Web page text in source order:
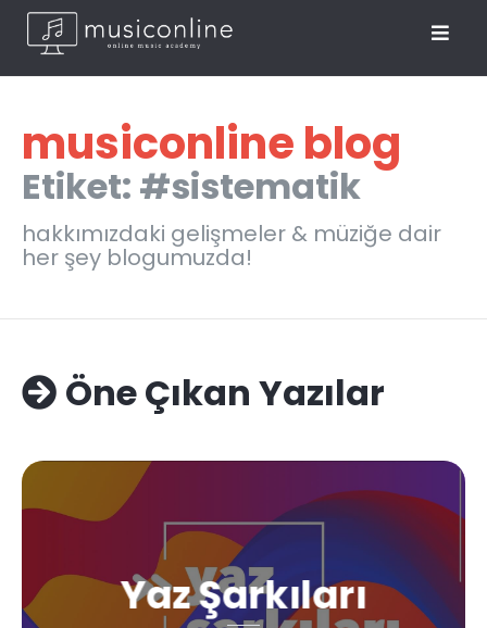
musiconline blog
Etiket: #sistematik
hakkımızdaki gelişmeler & müziğe dair
her şey blogumuzda!
Öne Çıkan Yazılar
Yaz Şarkıları